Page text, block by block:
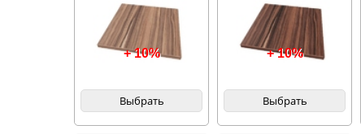
+ 10%
Выбрать
+ 10%
Выбрать